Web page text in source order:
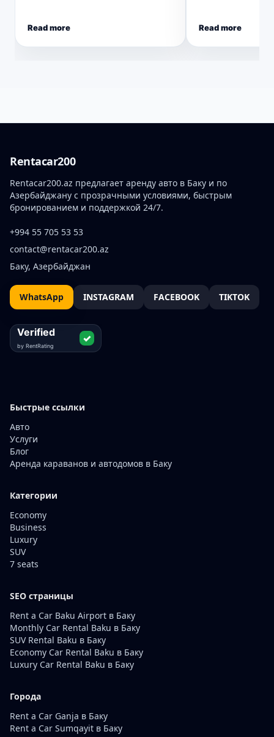
Read more Read more
Rentacar200
Rentacar200.az предлагает аренду авто в Баку и по
Азербайджану с прозрачными условиями, быстрым
бронированием и поддержкой 24/7.
+994 55 705 53 53
contact@rentacar200.az
Баку, Азербайджан
WhatsApp INSTAGRAM FACEBOOK TIKTOK
Быстрые ссылки
Авто
Услуги
Блог
Аренда караванов и автодомов в Баку
Категории
Economy
Business
Luxury
SUV
7 seats
SEO страницы
Rent a Car Baku Airport в Баку
Monthly Car Rental Baku в Баку
SUV Rental Baku в Баку
Economy Car Rental Baku в Баку
Luxury Car Rental Baku в Баку
Города
Rent a Car Ganja в Баку
Rent a Car Sumqayit в Баку